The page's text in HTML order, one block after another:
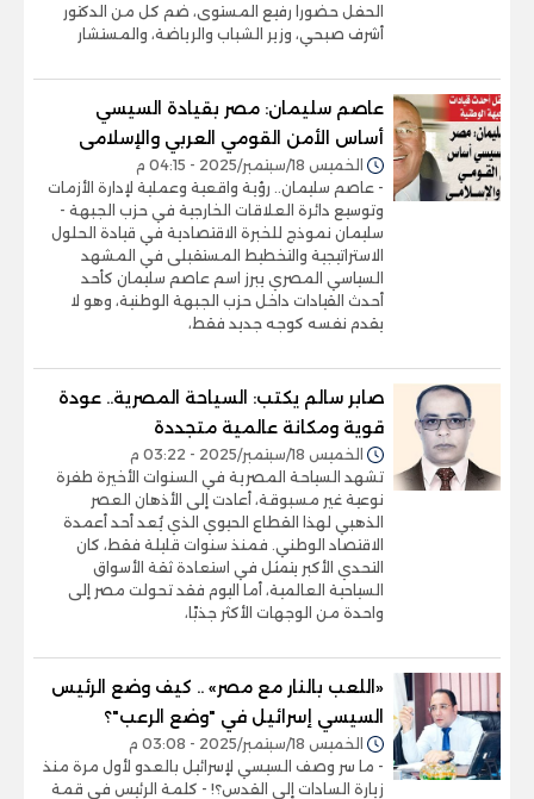
الحفل حضورا رفيع المستوى، ضم كل من الدكتور
أشرف صبحي، وزير الشباب والرياضة، والمستشار
عاصم سليمان: مصر بقيادة السيسي
أساس الأمن القومي العربي والإسلامى
الخميس 18/سبتمبر/2025 - 04:15 م
- عاصم سليمان.. رؤية واقعية وعملية لإدارة الأزمات
وتوسيع دائرة العلاقات الخارجية في حزب الجبهة -
سليمان نموذج للخبرة الاقتصادية في قيادة الحلول
الاستراتيجية والتخطيط المستقبلى في المشهد
السياسي المصري يبرز اسم عاصم سليمان كأحد
أحدث القيادات داخل حزب الجبهة الوطنية، وهو لا
يقدم نفسه كوجه جديد فقط،
صابر سالم يكتب: السياحة المصرية.. عودة
قوية ومكانة عالمية متجددة
الخميس 18/سبتمبر/2025 - 03:22 م
تشهد السياحة المصرية في السنوات الأخيرة طفرة
نوعية غير مسبوقة، أعادت إلى الأذهان العصر
الذهبي لهذا القطاع الحيوي الذي يُعد أحد أعمدة
الاقتصاد الوطني. فمنذ سنوات قليلة فقط، كان
التحدي الأكبر يتمثل في استعادة ثقة الأسواق
السياحية العالمية، أما اليوم فقد تحولت مصر إلى
واحدة من الوجهات الأكثر جذبًا،
«اللعب بالنار مع مصر» .. كيف وضع الرئيس
السيسي إسرائيل في "وضع الرعب"؟
الخميس 18/سبتمبر/2025 - 03:08 م
- ما سر وصف السيسي لإسرائيل بالعدو لأول مرة منذ
زيارة السادات إلى القدس؟! - كلمة الرئيس في قمة